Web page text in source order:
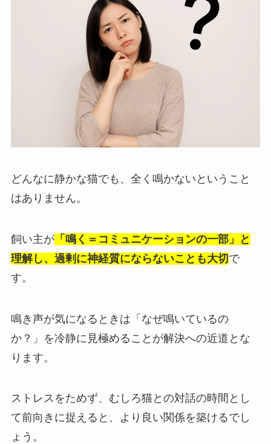
どんなに静かな猫でも、全く鳴かないということ
はありません。
飼い主が「鳴く＝コミュニケーションの一部」と
理解し、過剰に神経質にならないことも大切で
す。
鳴き声が気になるときは「なぜ鳴いているの
か？」を冷静に見極めることが解決への近道とな
ります。
ストレスをためず、むしろ猫との対話の時間とし
て前向きに捉えると、より良い関係を築けるでし
ょう。